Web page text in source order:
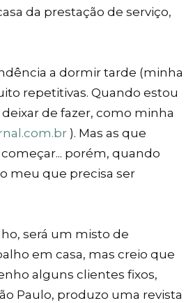
da prestação de serviço,
a dormir tarde (minha
repetitivas. Quando estou
de fazer, como minha
). Mas as que
porém, quando
meu que precisa ser
será um misto de
em casa, mas creio que
alguns clientes fixos,
Paulo, produzo uma revista